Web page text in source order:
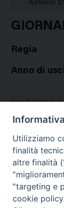
Regia
Anno di
produzione:
trama :
Penisola.
nazione:
Informativa
Utilizziamo
finalità
altre finalità
"targeting e
cookie policy.